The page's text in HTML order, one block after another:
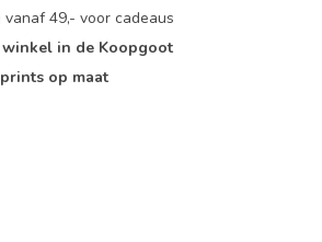
vanaf 49,- voor cadeaus
winkel in de Koopgoot
prints op maat